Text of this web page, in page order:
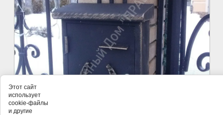
Этот сайт
использует
cookie-файлы
и другие